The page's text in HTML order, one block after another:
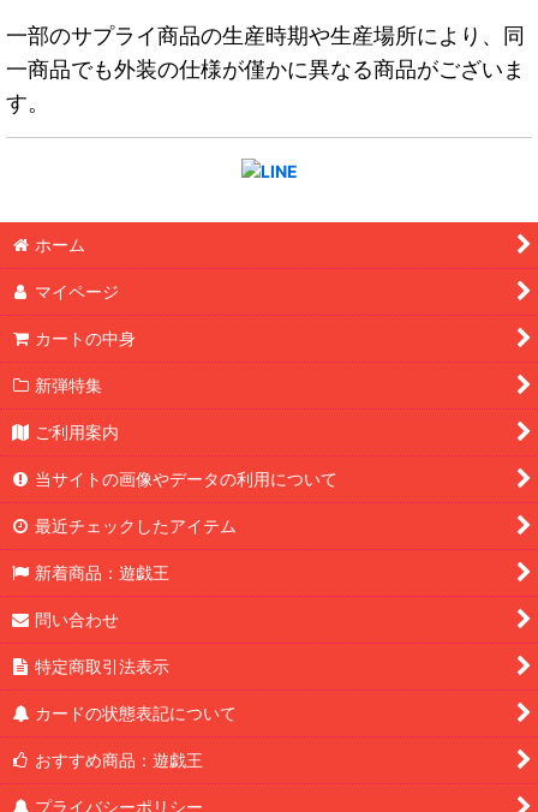
一部のサプライ商品の生産時期や生産場所により、同
一商品でも外装の仕様が僅かに異なる商品がございま
す。
ホーム
マイページ
カートの中身
新弾特集
ご利用案内
当サイトの画像やデータの利用について
最近チェックしたアイテム
新着商品：遊戯王
問い合わせ
特定商取引法表示
カードの状態表記について
おすすめ商品：遊戯王
プライバシーポリシー